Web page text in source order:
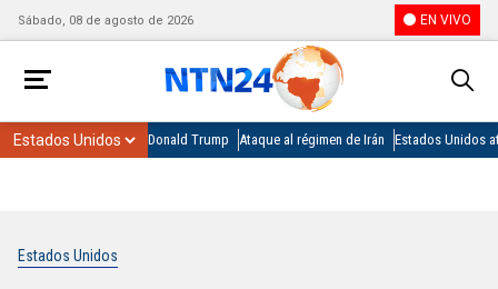
Sábado, 08 de agosto de 2026 EN VIVO
Donald Trump Ataque al régimen de Irán Estados Unidos
Estados Unidos